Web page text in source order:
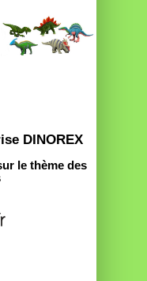
DINOREX
le thème des